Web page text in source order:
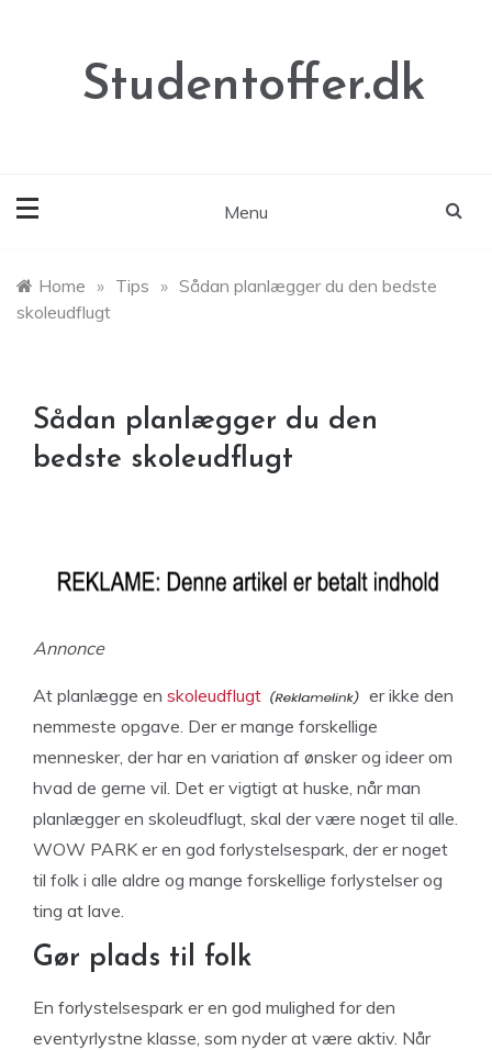
Studentoffer.dk
Menu
Home » Tips » Sådan planlægger du den bedste
skoleudflugt
Sådan planlægger du den
bedste skoleudflugt
Annonce
At planlægge en skoleudflugt
er ikke den
nemmeste opgave. Der er mange forskellige
mennesker, der har en variation af ønsker og ideer om
hvad de gerne vil. Det er vigtigt at huske, når man
planlægger en skoleudflugt, skal der være noget til alle.
WOW PARK er en god forlystelsespark, der er noget
til folk i alle aldre og mange forskellige forlystelser og
ting at lave.
Gør plads til folk
En forlystelsespark er en god mulighed for den
eventyrlystne klasse, som nyder at være aktiv. Når